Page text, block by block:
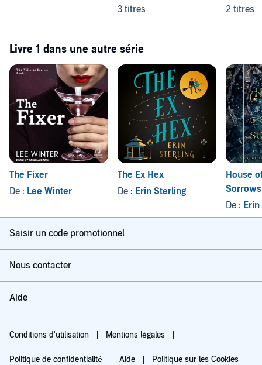
3 titres
2 titres
Livre 1 dans une autre série
The Fixer
De : Lee Winter
The Ex Hex
De : Erin Sterling
House
Sorrows
De : Erin
Saisir un code promotionnel
Nous contacter
Aide
Conditions d'utilisation Mentions légales
Politique de confidentialité Aide Politique sur les Cookies